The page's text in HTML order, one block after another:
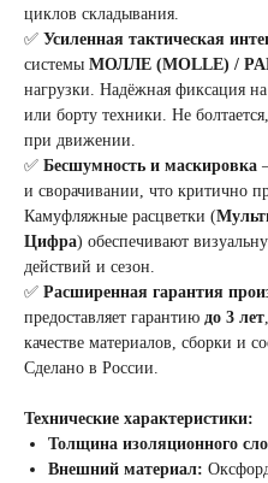
циклов складывания.
✅ Усиленная тактическая
системы МОЛЛЕ (MOLLE) /
нагрузки. Надёжная фиксация
или борту техники. Не
при движении.
✅ Бесшумность и маскировка
и сворачивании, что критично
Камуфляжные расцветки (
Цифра) обеспечивают
действий и сезон.
✅ Расширенная гарантия
предоставляет гарантию до 3 лет
качестве материалов, сборки и
Сделано в России.
Технические характеристики:
Толщина изоляционного
Внешний материал: